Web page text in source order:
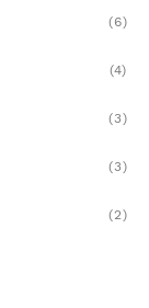
(6)
(4)
(3)
(3)
(2)